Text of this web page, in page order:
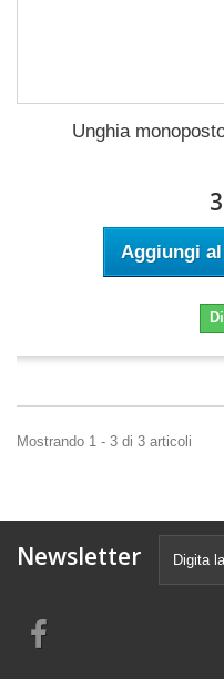
Unghia
Aggiungi
Mostrando 1 - 3 di 3 articoli
Newsletter